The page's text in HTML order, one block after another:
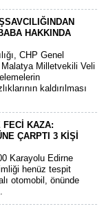
HAKKINDA
CHP Genel
Milletvekili Veli
kaldırılması
FECİ KAZA:
ÇARPTI 3 KİŞİ
Karayolu Edirne
henüz tespit
otomobil, önünde